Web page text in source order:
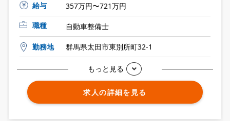
給与
357万円〜721万円
職種
自動車整備士
勤務地 群馬県太田市東別所町32-1
もっと見る
求人の詳細を見る